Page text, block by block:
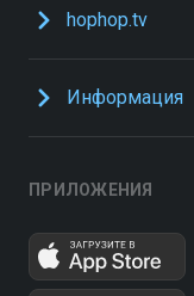
hophop.tv
Информация
ПРИЛОЖЕНИЯ